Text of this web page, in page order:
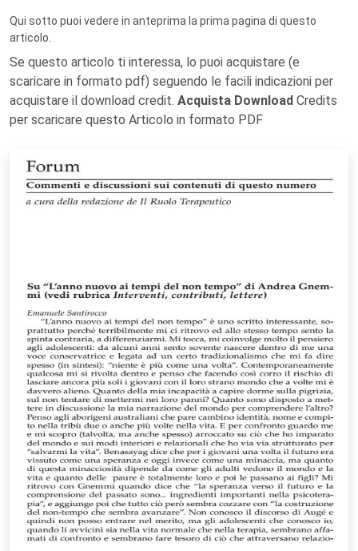
Qui sotto puoi vedere in anteprima la prima pagina di questo
articolo.
Se questo articolo ti interessa, lo puoi acquistare (e
scaricare in formato pdf) seguendo le facili indicazioni per
acquistare il download credit. Acquista Download Credits
per scaricare questo Articolo in formato PDF